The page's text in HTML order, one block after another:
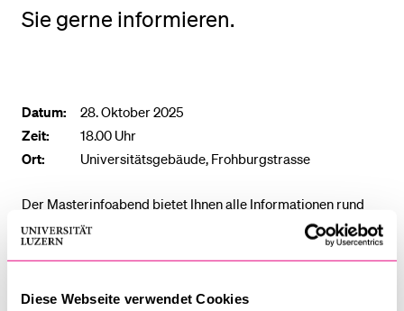
Diese Webseite verwendet Cookies
Sie gerne informieren.
Datum:
28. Oktober 2025
Zeit:
18.00 Uhr
Ort:
Universitätsgebäude, Frohburgstrasse
Der Masterinfoabend bietet Ihnen alle Informationen rund
um unsere Masterstudiengänge. Er vermittelt einerseits
auswärtigen Studierenden erste Eindrücke der Universität
können sich hiesige Bachelorstudierende darüber
BELIEBTE INHALTE
Sportangebot
Menuplan Mensa